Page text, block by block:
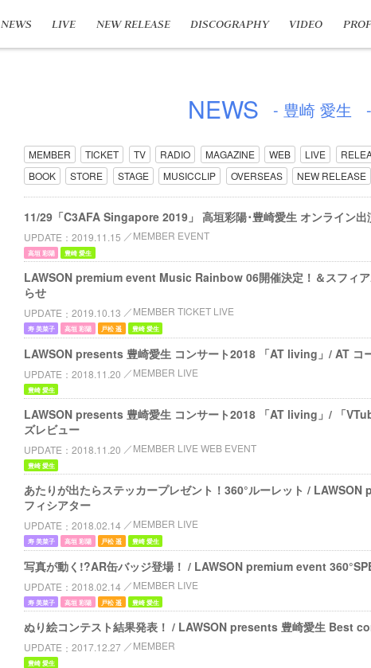
NEWS LIVE NEW RELEASE DISCOGRAPHY VIDEO
NEWS - 豊崎 愛生
MEMBER TICKET TV RADIO MAGAZINE WEB LIVE
BOOK
STORE STAGE MUSICCLIP OVERSEAS NEW RELEASE
11/29「C3AFA Singapore 2019」 高垣彩陽･豊崎愛生 オンライン出
UPDATE 2019.11.15 MEMBER EVENT
高垣 彩陽 豊崎 愛生
LAWSON premium event Music Rainbow 06開催決定！＆スフィ
らせ
UPDATE 2019.10.13 MEMBER TICKET LIVE
寿 美菜子 高垣 彩陽 戸松 遥 豊崎 愛生
LAWSON presents 豊崎愛生 コンサート2018 「AT living」/ AT コ
UPDATE 2018.11.20 MEMBER LIVE
豊崎 愛生
LAWSON presents 豊崎愛生 コンサート2018 「AT living」/ 「
ズレビュー
UPDATE 2018.11.20 MEMBER LIVE WEB EVENT
豊崎 愛生
あたりが出たらステッカープレゼント！360°ルーレット /
フィシアター
UPDATE 2018.02.14 MEMBER LIVE
寿 美菜子 高垣 彩陽 戸松 遥 豊崎 愛生
写真が動く!?AR缶バッジ登場！ / LAWSON premium event
UPDATE 2018.02.14 MEMBER LIVE
寿 美菜子 高垣 彩陽 戸松 遥 豊崎 愛生
ぬり絵コンテスト結果発表！ / LAWSON presents 豊崎愛生 Best
UPDATE 2017.12.27 MEMBER
豊崎 愛生